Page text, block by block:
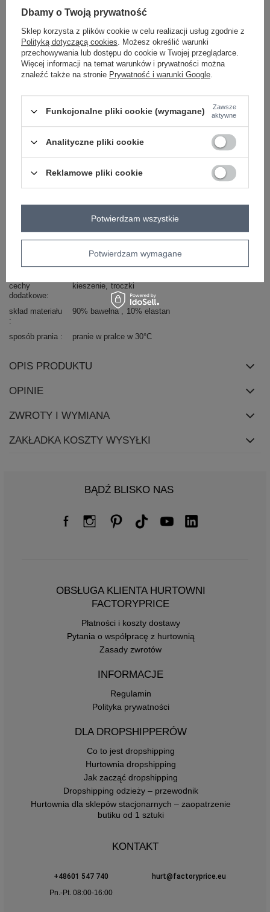
Zadzwoń +48 601 547 740 Zadaj pytanie
skład materiału : 90% bawełna , 10% elastan
sposób prania : pranie w pralce w 30°C
typ produktu
spodnie dresowe cargo
codzienne
dominujący
materiał
bawełna
styl nogawek
ściągacze
wiązanie
kieszenie
boczne klapowe cargo
cechy
dodatkowe
kieszenie troczki
skład materiału 90% bawełna 10% elastan
sposób prania pranie w pralce w 30°C
OPIS PRODUKTU
OPINIE
ZWROTY I WYMIANA
ZAKŁADKA KOSZTY WYSYŁKI
BĄDŹ BLISKO NAS
OBSŁUGA KLIENTA HURTOWNI
FACTORYPRICE
Płatności i koszty dostawy
Pytania o współpracę z hurtownią
Zasady zwrotów
INFORMACJE
Regulamin
Polityka prywatności
DLA DROPSHIPPERÓW
Co to jest dropshipping
Hurtownia dropshipping
Jak zacząć dropshipping
Dropshipping odzieży – przewodnik
Hurtownia dla sklepów stacjonarnych – zaopatrzenie
butiku od 1 sztuki
KONTAKT
+48601 547 740
hurt@factoryprice.eu
Pn.-Pt. 08:00-16:00
Dbamy o Twoją prywatność
Sklep korzysta z plików cookie w celu realizacji usług zgodnie z
Polityką dotyczącą cookies. Możesz określić warunki
przechowywania lub dostępu do cookie w Twojej przeglądarce.
Więcej informacji na temat warunków i prywatności można
znaleźć także na stronie Prywatność i warunki Google.
Funkcjonalne pliki cookie (wymagane)
Zawsze
aktywne
Analityczne pliki cookie
Reklamowe pliki cookie
Potwierdzam wymagane
Potwierdzam wszystkie